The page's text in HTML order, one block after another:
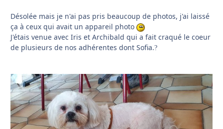
Désolée mais je n'ai pas pris beaucoup de photos, j'ai laissé
ça à ceux qui avait un appareil photo
J'étais venue avec Iris et Archibald qui a fait craqué le coeur
de plusieurs de nos adhérentes dont Sofia.?